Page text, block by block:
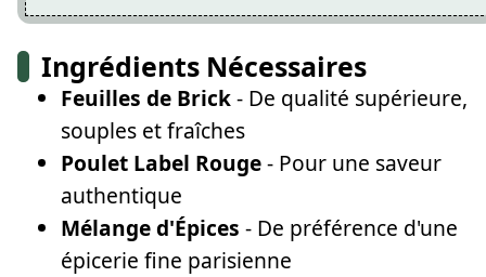
Ingrédients Nécessaires
Feuilles de Brick- De qualité supérieure,
souples et fraîches
Poulet Label Rouge- Pour une saveur
authentique
Mélange d'Épices - De préférence d'une
épicerie fine parisienne